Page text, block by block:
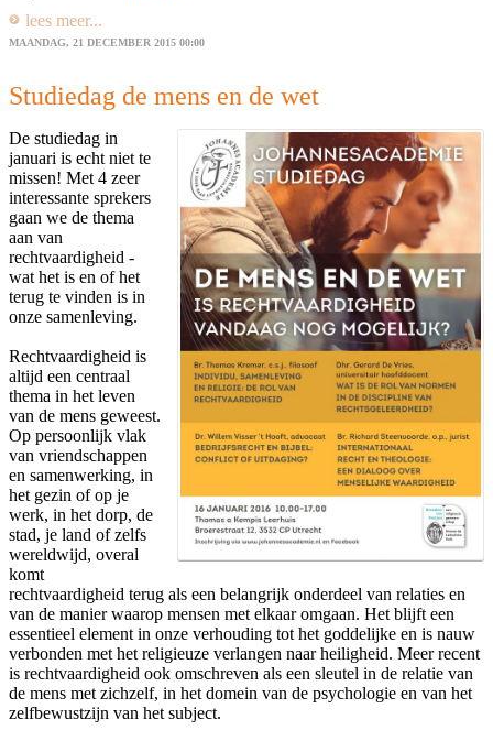
lees meer...
MAANDAG, 21 DECEMBER 2015 00:00
Studiedag de mens en de wet
De studiedag in
januari is echt niet te
missen! Met 4 zeer
interessante sprekers
gaan we de thema
aan van
rechtvaardigheid -
wat het is en of het
terug te vinden is in
onze samenleving.
Rechtvaardigheid is
altijd een centraal
thema in het leven
van de mens geweest.
Op persoonlijk vlak
van vriendschappen
en samenwerking, in
het gezin of op je
werk, in het dorp, de
stad, je land of zelfs
wereldwijd, overal
komt
rechtvaardigheid terug als een belangrijk onderdeel van relaties en
van de manier waarop mensen met elkaar omgaan. Het blijft een
essentieel element in onze verhouding tot het goddelijke en is nauw
verbonden met het religieuze verlangen naar heiligheid. Meer recent
is rechtvaardigheid ook omschreven als een sleutel in de relatie van
de mens met zichzelf, in het domein van de psychologie en van het
zelfbewustzijn van het subject.